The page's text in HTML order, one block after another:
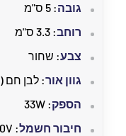
גובה: 5 ס"מ
רוחב: 3.3 ס"מ
צבע: שחור
גוון אור: לבן חם (3000K)
הספק: 33W
חיבור חשמל: 230V